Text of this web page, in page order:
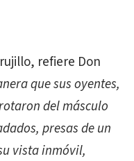
refiere Don
que sus oyentes,
del másculo
presas de un
vista inmóvil,